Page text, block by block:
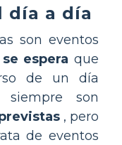
día a día
son eventos
se espera que
de un día
siempre son
, pero
de eventos